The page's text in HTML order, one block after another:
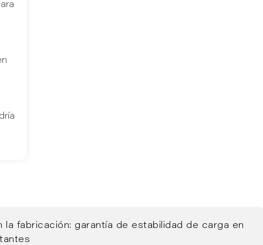
la fabricación: garantía de estabilidad de carga en